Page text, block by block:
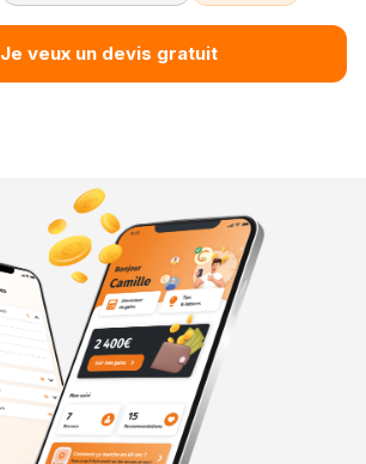
Je veux un devis gratuit